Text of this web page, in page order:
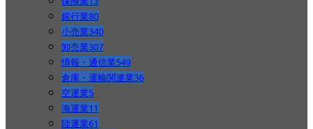
銀行業80
小売業340
卸売業307
情報・通信業549
倉庫・運輸関連業36
空運業5
海運業11
陸運業61